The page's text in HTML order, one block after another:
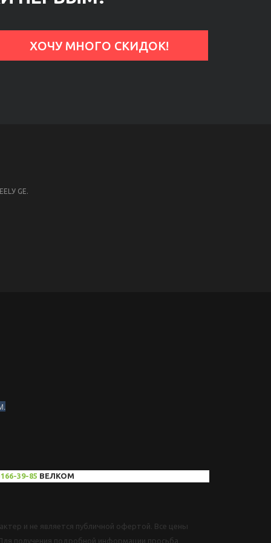
GE.
39-85 ВЕЛКОМ
и не является публичной офертой. Все цены
получения подробной информации просьба